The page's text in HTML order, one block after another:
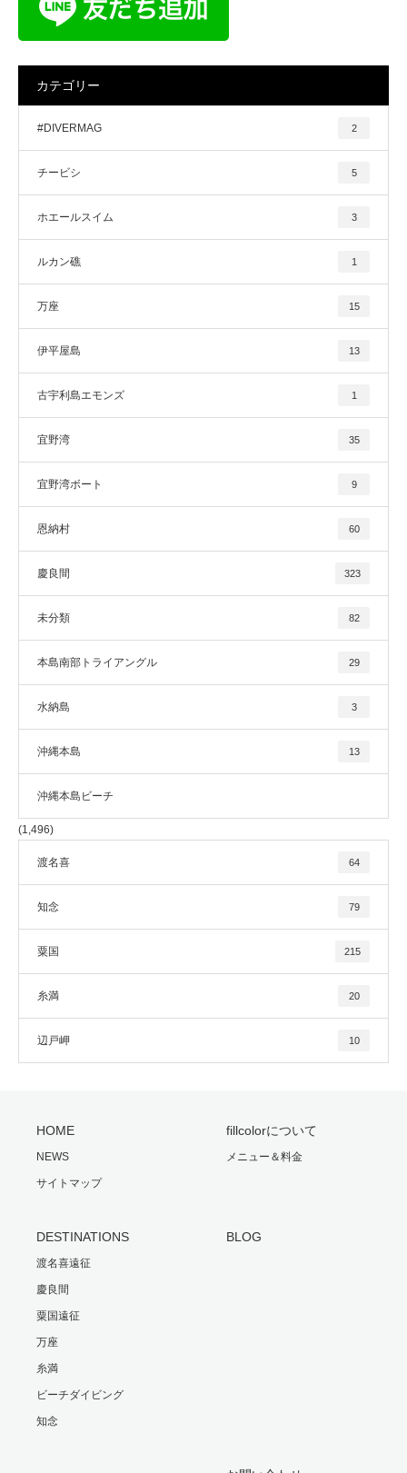
カテゴリー
#DIVERMAG 2
チービシ 5
ホエールスイム 3
ルカン礁 1
万座 15
伊平屋島 13
古宇利島エモンズ 1
宜野湾 35
宜野湾ボート 9
恩納村 60
慶良間 323
未分類 82
本島南部トライアングル 29
水納島 3
沖縄本島 13
沖縄本島ビーチ
(1,496)
渡名喜 64
知念 79
粟国 215
糸満 20
辺戸岬 10
HOME
NEWS
サイトマップ
fillcolorについて
メニュー＆料金
DESTINATIONS
渡名喜遠征
慶良間
粟国遠征
万座
糸満
ビーチダイビング
知念
BLOG